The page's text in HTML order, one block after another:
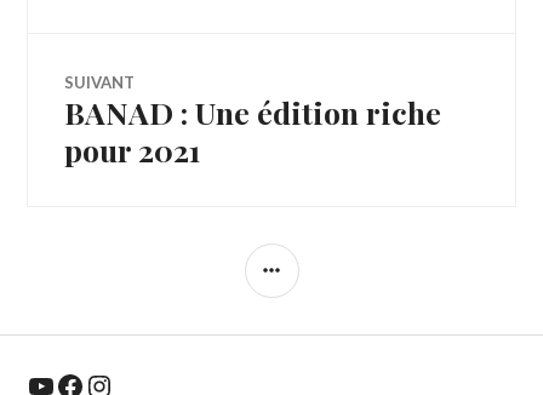
SUIVANT
Article
BANAD : Une édition riche
pour 2021
COLONNE
YouTube Facebook Instagram